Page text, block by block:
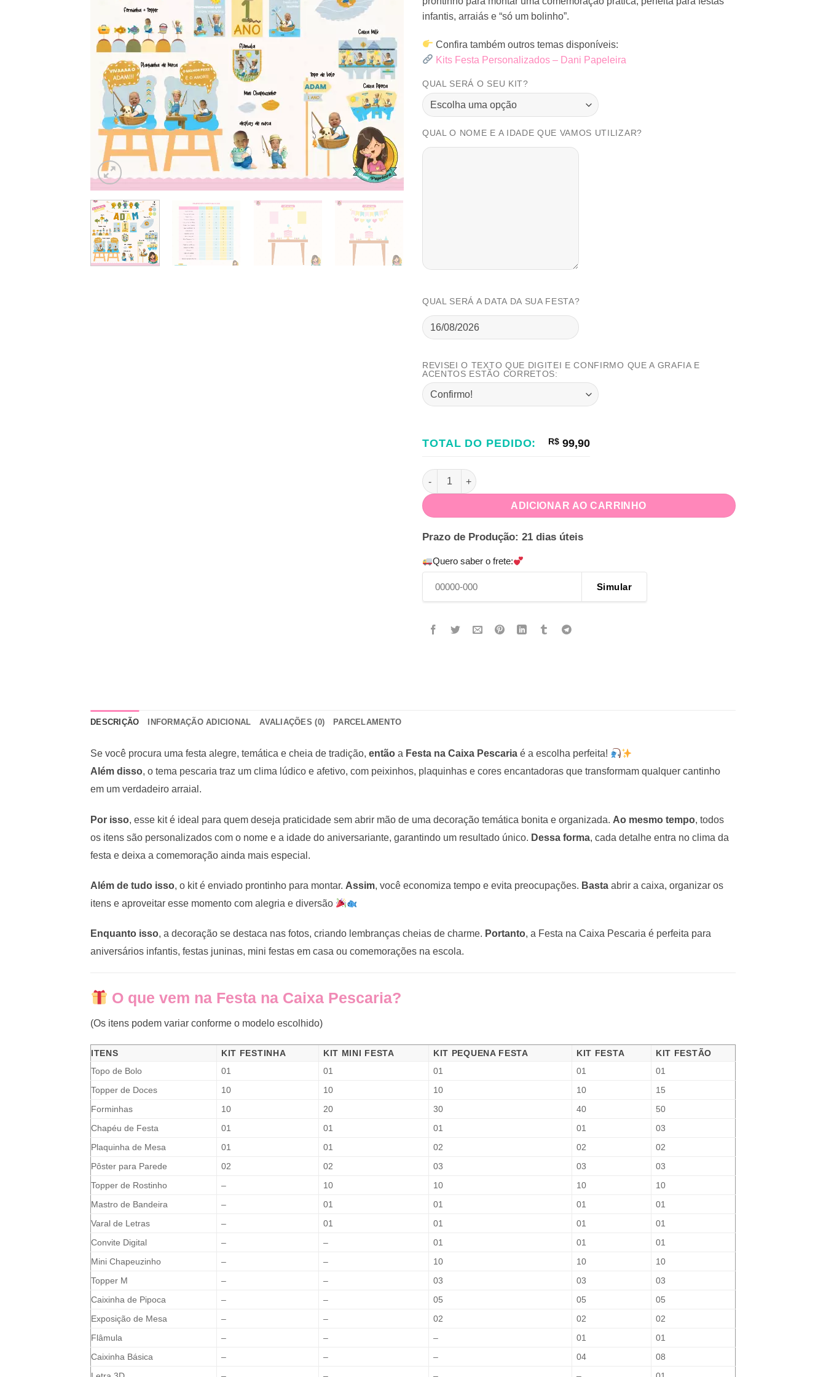
infantis, arraiás e “só um bolinho”.
Confira também outros temas disponíveis:
Kits Festa Personalizados – Dani Papeleira
QUAL SERÁ O SEU KIT?
QUAL O NOME E A IDADE QUE VAMOS UTILIZAR?
QUAL SERÁ A DATA DA SUA FESTA?
REVISEI O TEXTO QUE DIGITEI E CONFIRMO QUE A GRAFIA E
ACENTOS ESTÃO CORRETOS:
TOTAL DO PEDIDO: R$ 99,90
Festa na Caixa Pescaria quantidade
ADICIONAR AO CARRINHO
Prazo de Produção: 21 dias úteis
Quero saber o frete:
Simular
DESCRIÇÃO INFORMAÇÃO ADICIONAL AVALIAÇÕES (0) PARCELAMENTO
Se você procura uma festa alegre, temática e cheia de tradição, então a Festa na Caixa Pescaria é a escolha perfeita!
Além disso, o tema pescaria traz um clima lúdico e afetivo, com peixinhos, plaquinhas e cores encantadoras que transformam qualquer cantinho
em um verdadeiro arraial.
Por isso, esse kit é ideal para quem deseja praticidade sem abrir mão de uma decoração temática bonita e organizada. Ao mesmo tempo, todos
os itens são personalizados com o nome e a idade do aniversariante, garantindo um resultado único. Dessa forma, cada detalhe entra no clima da
festa e deixa a comemoração ainda mais especial.
Além de tudo isso, o kit é enviado prontinho para montar. Assim, você economiza tempo e evita preocupações. Basta abrir a caixa, organizar os
itens e aproveitar esse momento com alegria e diversão
Enquanto isso, a decoração se destaca nas fotos, criando lembranças cheias de charme. Portanto, a Festa na Caixa Pescaria é perfeita para
aniversários infantis, festas juninas, mini festas em casa ou comemorações na escola.
O que vem na Festa na Caixa Pescaria?
(Os itens podem variar conforme o modelo escolhido)
ITENS KIT FESTINHA KIT MINI FESTA KIT PEQUENA FESTA KIT FESTA
KIT FESTÃO
Topo de Bolo
01 01 01 01
01
Topper de Doces
10 10 10 10
15
Forminhas
10 20 30 40
50
Chapéu de Festa
01 01 01 01
03
Plaquinha de Mesa
01 01 02 02
02
Pôster para Parede
02 02 03 03
03
Topper de Rostinho
– 10 10 10
10
Mastro de Bandeira
– 01 01 01
01
Varal de Letras
– 01 01 01
01
Convite Digital
– – 01 01
01
Mini Chapeuzinho
– – 10 10
10
Topper M
– – 03 03
03
Caixinha de Pipoca
– – 05 05
05
Exposição de Mesa
– – 02 02
02
Flâmula
– – – 01
01
Caixinha Básica
– – – 04
08